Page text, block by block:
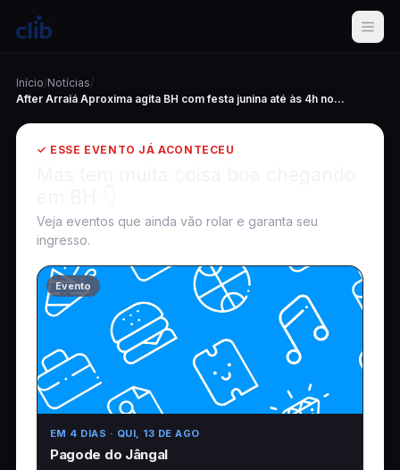
Início/Notícias/
After Arraiá Aproxima agita BH com festa junina até às 4h no...
✓ ESSE EVENTO JÁ ACONTECEU
Veja eventos que ainda vão rolar e garanta seu
ingresso.
Evento
EM 4 DIAS · QUI, 13 DE AGO
Pagode do Jângal